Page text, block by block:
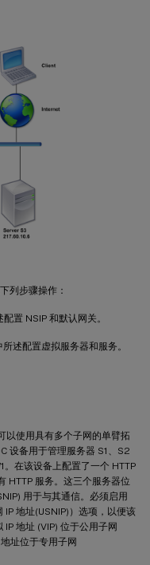
列步骤操作：
配置 NSIP 和默认网关。
所述配置虚拟服务器和服务。
以使用具有多个子网的单臂拓
设备用于管理服务器 S1、S2
在该设备上配置了一个 HTTP
HTTP 服务。这三个服务器位
用于与其通信。必须启用
地址(USNIP)）选项，以便该
IP 地址 (VIP) 位于公用子网
址位于专用子网